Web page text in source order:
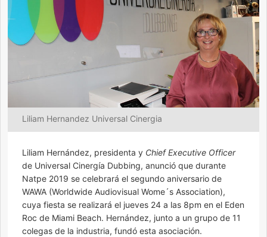
Liliam Hernandez Universal Cinergia
Liliam Hernández, presidenta y Chief Executive Officer
de Universal Cinergía Dubbing, anunció que durante
Natpe 2019 se celebrará el segundo aniversario de
WAWA (Worldwide Audiovisual Wome´s Association),
cuya fiesta se realizará el jueves 24 a las 8pm en el Eden
Roc de Miami Beach. Hernández, junto a un grupo de 11
colegas de la industria, fundó esta asociación.